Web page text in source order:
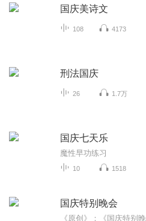
国庆美诗文
108 4173
刑法国庆
26 1.7万
国庆七天乐
魔性早功练习
10 1518
国庆特别晚会